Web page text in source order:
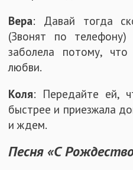
Вера: Давай тогда
(Звонят по
заболела потому,
любви.
Коля: Передайте ей,
быстрее и приезжала
и ждем.
Песня «С